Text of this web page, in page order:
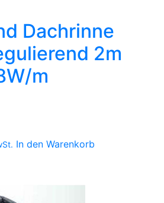
Dachrinne
2m
m
In den Warenkorb